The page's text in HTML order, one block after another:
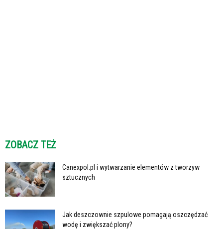
ZOBACZ TEŻ
Canexpol.pl i wytwarzanie elementów z tworzyw
sztucznych
Jak deszczownie szpulowe pomagają oszczędzać
wodę i zwiększać plony?